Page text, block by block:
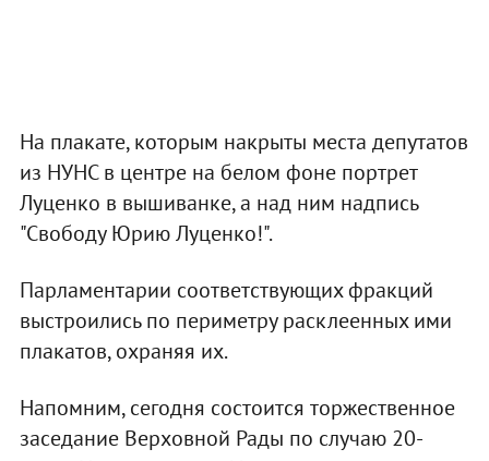
На плакате, которым накрыты места депутатов
из НУНС в центре на белом фоне портрет
Луценко в вышиванке, а над ним надпись
"Свободу Юрию Луценко!".
Парламентарии соответствующих фракций
выстроились по периметру расклеенных ими
плакатов, охраняя их.
Напомним, сегодня состоится торжественное
заседание Верховной Рады по случаю 20-